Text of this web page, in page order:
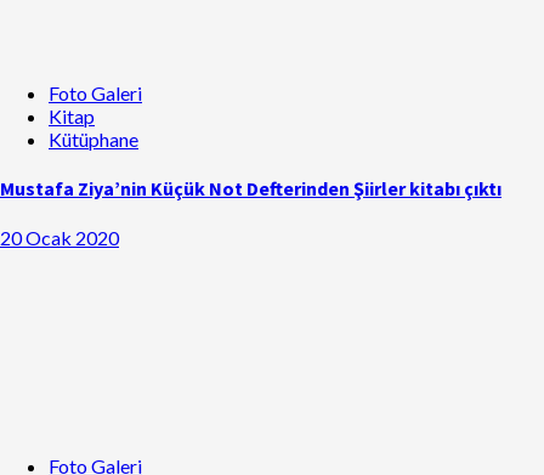
Foto Galeri
Kitap
Kütüphane
Mustafa Ziya’nin Küçük Not Defterinden Şiirler kitabı çıktı
20 Ocak 2020
Foto Galeri